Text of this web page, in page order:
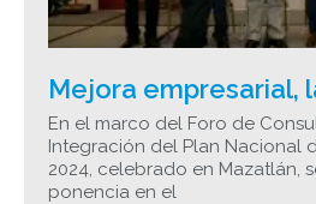
Mejora empresarial,
En el marco del Foro de
Integración del Plan Nacional
2024, celebrado en Mazatlán,
ponencia en el